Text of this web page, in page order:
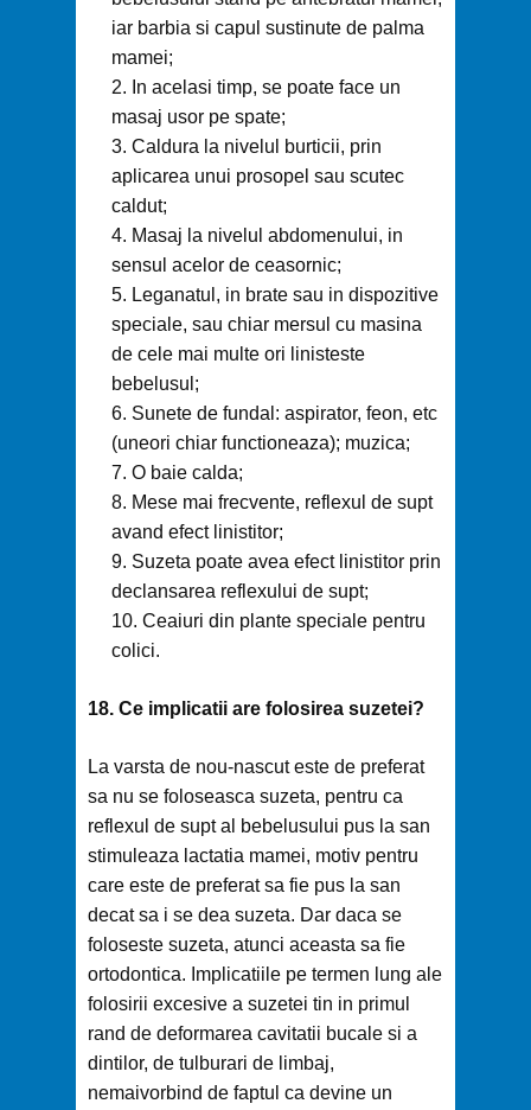
iar barbia si capul sustinute de palma
mamei;
In acelasi timp, se poate face un
masaj usor pe spate;
Caldura la nivelul burticii, prin
aplicarea unui prosopel sau scutec
caldut;
Masaj la nivelul abdomenului, in
sensul acelor de ceasornic;
Leganatul, in brate sau in dispozitive
speciale, sau chiar mersul cu masina
de cele mai multe ori linisteste
bebelusul;
Sunete de fundal: aspirator, feon, etc
(uneori chiar functioneaza); muzica;
O baie calda;
Mese mai frecvente, reflexul de supt
avand efect linistitor;
Suzeta poate avea efect linistitor prin
declansarea reflexului de supt;
Ceaiuri din plante speciale pentru
colici.
18. Ce implicatii are folosirea suzetei?
La varsta de nou-nascut este de preferat
sa nu se foloseasca suzeta, pentru ca
reflexul de supt al bebelusului pus la san
stimuleaza lactatia mamei, motiv pentru
care este de preferat sa fie pus la san
decat sa i se dea suzeta. Dar daca se
foloseste suzeta, atunci aceasta sa fie
ortodontica. Implicatiile pe termen lung ale
folosirii excesive a suzetei tin in primul
rand de deformarea cavitatii bucale si a
dintilor, de tulburari de limbaj,
nemaivorbind de faptul ca devine un